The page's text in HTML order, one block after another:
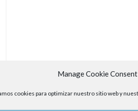
Manage Cookie Consent
cookies para optimizar nuestro sitio web y